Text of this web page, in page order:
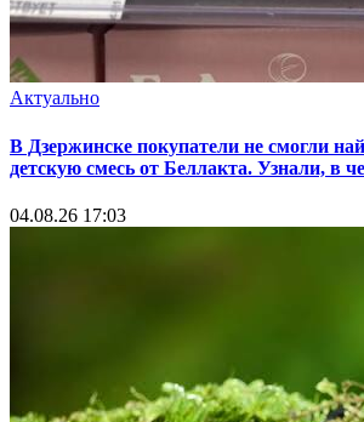
Актуально
В Дзержинске покупатели не смогли
детскую смесь от Беллакта. Узнали, в
04.08.26 17:03